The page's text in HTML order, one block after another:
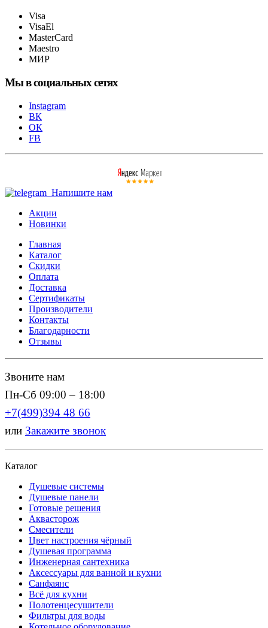
Visa
VisaEl
MasterCard
Maestro
МИР
Мы в социальных сетях
Instagram
ВК
ОК
FB
Напишите нам
Акции
Новинки
Главная
Каталог
Скидки
Оплата
Доставка
Сертификаты
Производители
Контакты
Благодарности
Отзывы
Звоните нам
Пн-Сб 09:00 – 18:00
+7(499)394 48 66
или Закажите звонок
Каталог
Душевые системы
Душевые панели
Готовые решения
Аквасторож
Смесители
Цвет настроения чёрный
Душевая программа
Инженерная сантехника
Аксессуары для ванной и кухни
Санфаянс
Всё для кухни
Полотенцесушители
Фильтры для воды